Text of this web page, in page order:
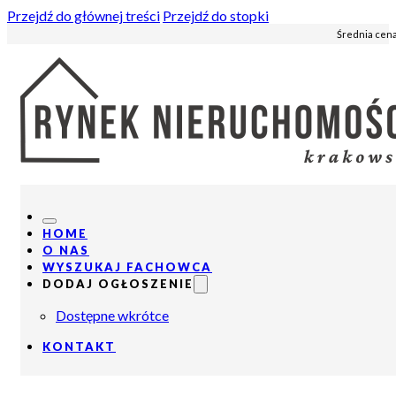
Przejdź do głównej treści Przejdź do stopki
Średnia
HOME
O NAS
WYSZUKAJ FACHOWCA
DODAJ OGŁOSZENIE
Dostępne wkrótce
KONTAKT